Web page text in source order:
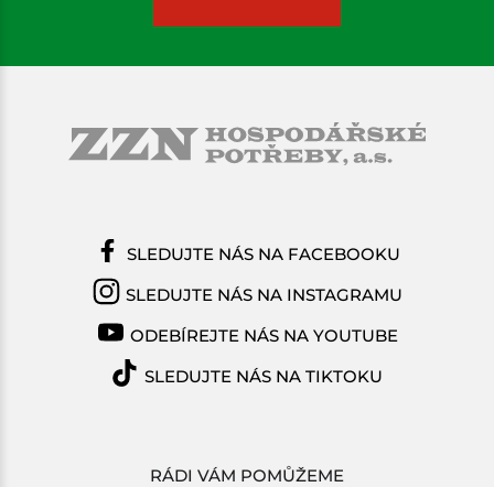
RÁDI VÁM POMŮŽEME
SLEDUJTE NÁS NA FACEBOOKU
SLEDUJTE NÁS NA INSTAGRAMU
ODEBÍREJTE NÁS NA YOUTUBE
SLEDUJTE NÁS NA TIKTOKU